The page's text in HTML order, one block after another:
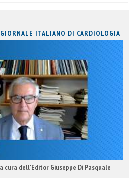
ITALIANO DI CARDIOLOGIA
dell'Editor Giuseppe Di Pasquale